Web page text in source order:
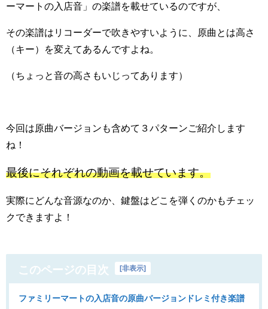
ーマートの入店音」の楽譜を載せているのですが、
その楽譜はリコーダーで吹きやすいように、原曲とは高さ
（キー）を変えてあるんですよね。
（ちょっと音の高さもいじってあります）
今回は原曲バージョンも含めて３パターンご紹介します
ね！
最後にそれぞれの動画を載せています。
実際にどんな音源なのか、鍵盤はどこを弾くのかもチェッ
クできますよ！
このページの目次 非表示
ファミリーマートの入店音の原曲バージョンドレミ付き楽譜